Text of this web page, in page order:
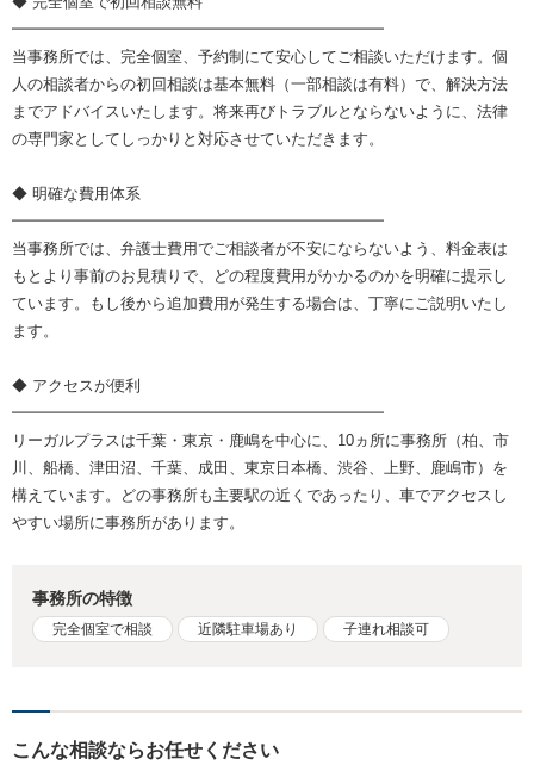
━━━━━━━━━━━━━━━━━━━━━━━━
当事務所では、完全個室、予約制にて安心してご相談いただけます。個
人の相談者からの初回相談は基本無料（一部相談は有料）で、解決方法
までアドバイスいたします。将来再びトラブルとならないように、法律
の専門家としてしっかりと対応させていただきます。
◆ 明確な費用体系
━━━━━━━━━━━━━━━━━━━━━━━━
当事務所では、弁護士費用でご相談者が不安にならないよう、料金表は
もとより事前のお見積りで、どの程度費用がかかるのかを明確に提示し
ています。もし後から追加費用が発生する場合は、丁寧にご説明いたし
ます。
◆ アクセスが便利
━━━━━━━━━━━━━━━━━━━━━━━━
リーガルプラスは千葉・東京・鹿嶋を中心に、10ヵ所に事務所（柏、市
川、船橋、津田沼、千葉、成田、東京日本橋、渋谷、上野、鹿嶋市）を
構えています。どの事務所も主要駅の近くであったり、車でアクセスし
やすい場所に事務所があります。
事務所の特徴
完全個室で相談 近隣駐車場あり 子連れ相談可
こんな相談ならお任せください